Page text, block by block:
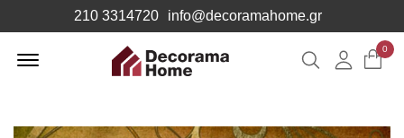
210 3314720 info@decoramahome.gr
Αναζήτηση
0